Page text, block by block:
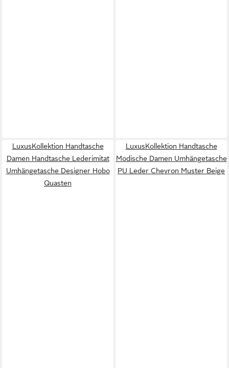
LuxusKollektion Handtasche
Damen Handtasche Lederimitat
Umhängetasche Designer Hobo
Quasten
LuxusKollektion Handtasche
Modische Damen Umhängetasche
PU Leder Chevron Muster Beige